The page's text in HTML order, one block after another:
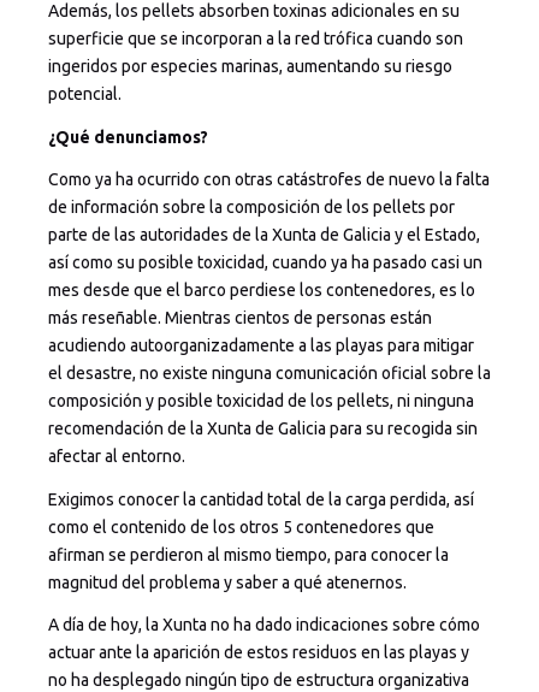
Además, los pellets absorben toxinas adicionales en su
superficie que se incorporan a la red trófica cuando son
ingeridos por especies marinas, aumentando su riesgo
potencial.
¿Qué denunciamos?
Como ya ha ocurrido con otras catástrofes de nuevo la falta
de información sobre la composición de los pellets por
parte de las autoridades de la Xunta de Galicia y el Estado,
así como su posible toxicidad, cuando ya ha pasado casi un
mes desde que el barco perdiese los contenedores, es lo
más reseñable. Mientras cientos de personas están
acudiendo autoorganizadamente a las playas para mitigar
el desastre, no existe ninguna comunicación oficial sobre la
composición y posible toxicidad de los pellets, ni ninguna
recomendación de la Xunta de Galicia para su recogida sin
afectar al entorno.
Exigimos conocer la cantidad total de la carga perdida, así
como el contenido de los otros 5 contenedores que
afirman se perdieron al mismo tiempo, para conocer la
magnitud del problema y saber a qué atenernos.
A día de hoy, la Xunta no ha dado indicaciones sobre cómo
actuar ante la aparición de estos residuos en las playas y
no ha desplegado ningún tipo de estructura organizativa